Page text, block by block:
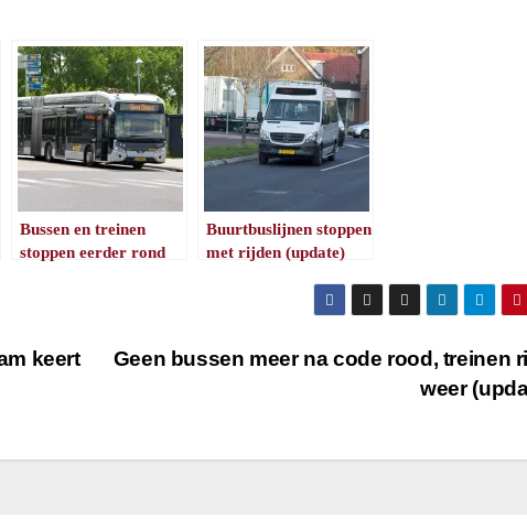
Bussen en treinen
stoppen eerder rond
Buurtbuslijnen stoppen
met rijden (update)
Geen bussen meer na code rood, treinen
weer
keert